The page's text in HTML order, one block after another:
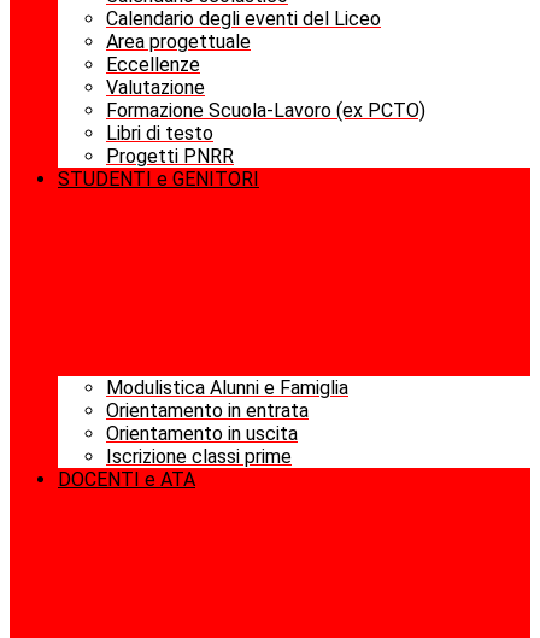
Calendario degli eventi del Liceo
Area progettuale
Eccellenze
Valutazione
Formazione Scuola-Lavoro (ex PCTO)
Libri di testo
Progetti PNRR
STUDENTI e GENITORI
Modulistica Alunni e Famiglia
Orientamento in entrata
Orientamento in uscita
Iscrizione classi prime
DOCENTI e ATA